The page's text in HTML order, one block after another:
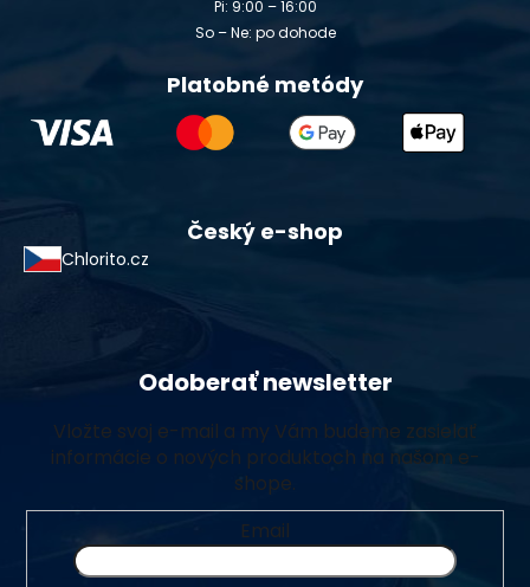
Pi: 9:00 – 16:00
So – Ne: po dohode
Platobné metódy
Český e-shop
Chlorito.cz
Odoberať newsletter
Vložte svoj e-mail a my Vám budeme zasielať
informácie o nových produktoch na našom e-
shope.
Email